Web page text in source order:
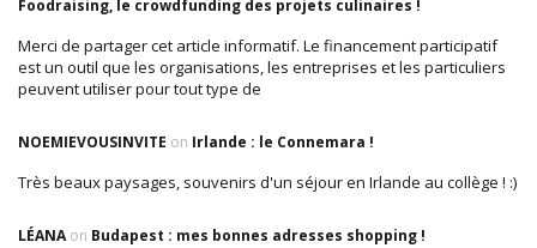
Foodraising, le crowdfunding des projets culinaires !
Merci de partager cet article informatif. Le financement participatif
est un outil que les organisations, les entreprises et les particuliers
peuvent utiliser pour tout type de
NOEMIEVOUSINVITE on Irlande : le Connemara !
Très beaux paysages, souvenirs d'un séjour en Irlande au collège ! :)
LÉANAon Budapest : mes bonnes adresses shopping !